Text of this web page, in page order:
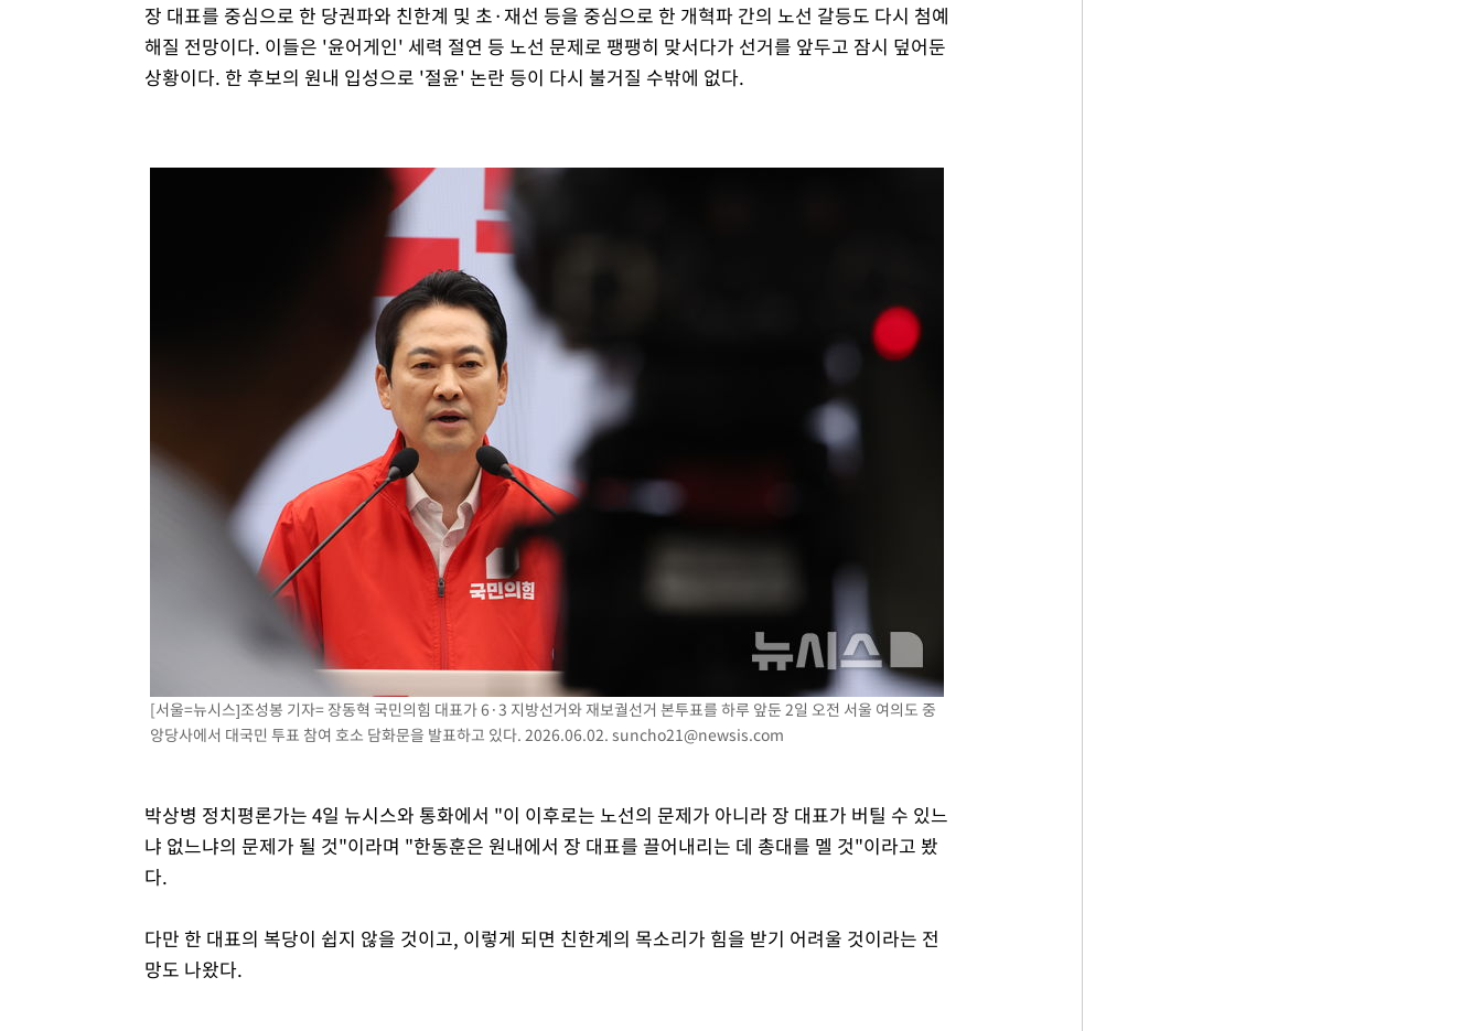
장 대표를 중심으로 한 당권파와 친한계 및 초·재선 등을 중심으로 한 개혁파 간의 노선 갈등도 다시 첨예
해질 전망이다. 이들은 '윤어게인' 세력 절연 등 노선 문제로 팽팽히 맞서다가 선거를 앞두고 잠시 덮어둔
상황이다. 한 후보의 원내 입성으로 '절윤' 논란 등이 다시 불거질 수밖에 없다.
[서울=뉴시스]조성봉 기자= 장동혁 국민의힘 대표가 6·3 지방선거와 재보궐선거 본투표를 하루 앞둔 2일 오전 서울 여의도 중
앙당사에서 대국민 투표 참여 호소 담화문을 발표하고 있다. 2026.06.02. suncho21@newsis.com
박상병 정치평론가는 4일 뉴시스와 통화에서 "이 이후로는 노선의 문제가 아니라 장 대표가 버틸 수 있느
냐 없느냐의 문제가 될 것"이라며 "한동훈은 원내에서 장 대표를 끌어내리는 데 총대를 멜 것"이라고 봤
다.
다만 한 대표의 복당이 쉽지 않을 것이고, 이렇게 되면 친한계의 목소리가 힘을 받기 어려울 것이라는 전
망도 나왔다.